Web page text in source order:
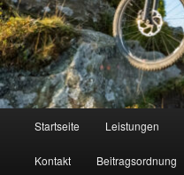
Startseite Leistungen
Kontakt Beitragsordnung